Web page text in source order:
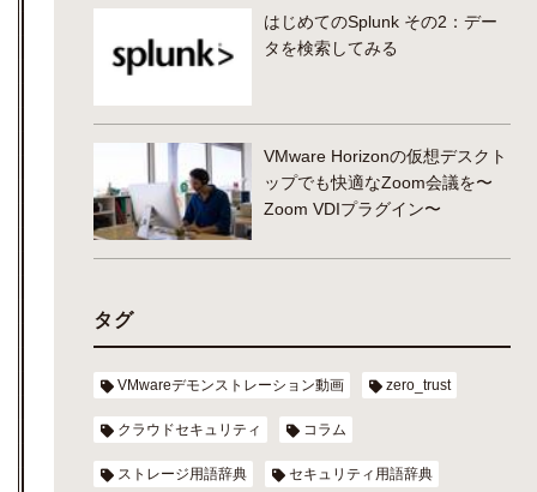
はじめてのSplunk その2：デー
タを検索してみる
VMware Horizonの仮想デスクト
ップでも快適なZoom会議を〜
Zoom VDIプラグイン〜
タグ
VMwareデモンストレーション動画 zero_trust
クラウドセキュリティ コラム
ストレージ用語辞典 セキュリティ用語辞典